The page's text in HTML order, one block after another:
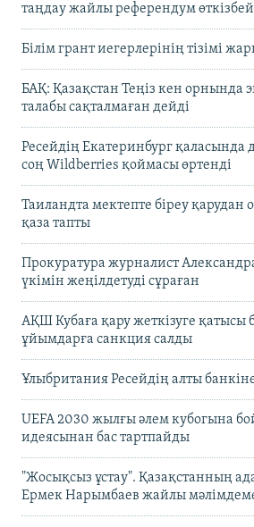
таңдау жайлы референдум
Білім грант иегерлерінің тізімі
БАҚ: Қазақстан Теңіз кен орнында
талабы сақталмаған дейді
Ресейдің Екатеринбург
соң Wildberries қоймасы өртенді
Таиландта мектепте біреу қарудан
қаза тапты
Прокуратура журналист
үкімін жеңілдетуді сұраған
АҚШ Кубаға қару жеткізуге қатысы
ұйымдарға санкция салды
Ұлыбритания Ресейдің алты
UEFA 2030 жылғы әлем кубогына
идеясынан бас тартпайды
"Жосықсыз ұстау". Қазақстанның
Ермек Нарымбаев жайлы